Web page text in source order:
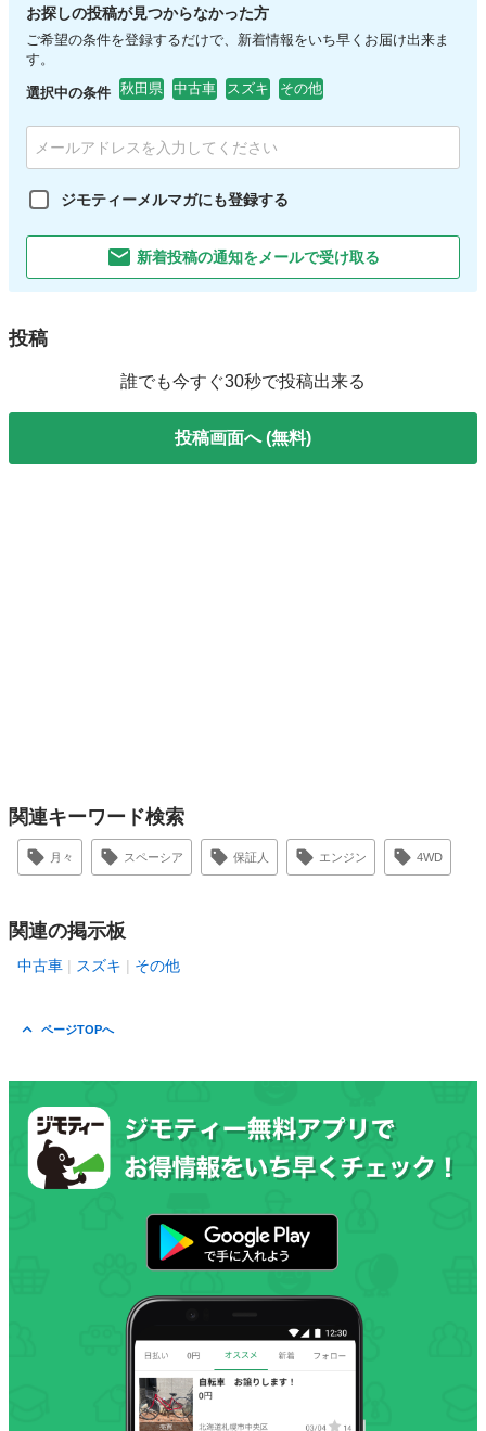
お探しの投稿が見つからなかった方
ご希望の条件を登録するだけで、新着情報をいち早くお届け出来ま
す。
選択中の条件 秋田県 中古車 スズキ その他
ジモティーメルマガにも登録する
新着投稿の通知をメールで受け取る
投稿
誰でも今すぐ30秒で投稿出来る
投稿画面へ (無料)
関連キーワード検索
月々 スペーシア 保証人 エンジン 4WD
関連の掲示板
中古車 スズキ その他
ページTOPへ